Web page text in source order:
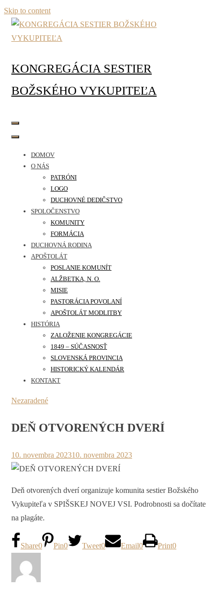
Skip to content
KONGREGÁCIA SESTIER
BOŽSKÉHO VYKUPITEĽA
DOMOV
O NÁS
PATRÓNI
LOGO
DUCHOVNÉ DEDIČSTVO
SPOLOČENSTVO
KOMUNITY
FORMÁCIA
DUCHOVNÁ RODINA
APOŠTOLÁT
POSLANIE KOMUNÍT
ALŽBETKA, N. O.
MISIE
PASTORÁCIA POVOLANÍ
APOŠTOLÁT MODLITBY
HISTÓRIA
ZALOŽENIE KONGREGÁCIE
1849 – SÚČASNOSŤ
SLOVENSKÁ PROVINCIA
HISTORICKÝ KALENDÁR
KONTAKT
Nezaradené
DEŇ OTVORENÝCH DVERÍ
10. novembra 202310. novembra 2023
Deň otvorených dverí organizuje komunita sestier Božského
Vykupiteľa v SPIŠSKEJ NOVEJ VSI. Podrobnosti sa dočítate
na plagáte.
Share0 Pin0 Tweet0 Email0 Print0